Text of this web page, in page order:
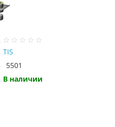
TIS
5501
В наличии